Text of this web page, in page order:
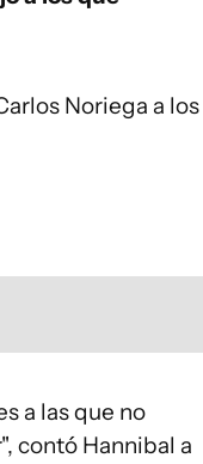
Noriega a los
a las que no
contó Hannibal a